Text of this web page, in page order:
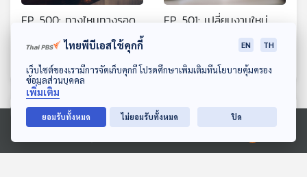
ดาวน์โหลด Thai PBS Podcast Application
Ⓒ 2020 องค์การกระจายเสียงและแพร่ภาพสาธารณะแห่งประเทศไทย
EP. 500: ทางไหนทางรอด
ธุรกิจไทยไปต่ออย่างไรในวัน
ที่สินค้าจีนทะลัก
EP. 501: เปลี่ยนงานใหม่
ทางออกที่ใช่ของมนุษย์เงิน
ตอนที่เกี่ยวข้อง
ไทยพีบีเอสใช้คุกกี้ EN TH
เว็บไซต์ของเรามีการจัดเก็บคุกกี้ โปรดศึกษาเพิ่มเติมที่นโยบายคุ้มครอง
ข้อมูลส่วนบุคคล
เพิ่มเติม
ยอมรับทั้งหมด ไม่ยอมรับทั้งหมด ปิด